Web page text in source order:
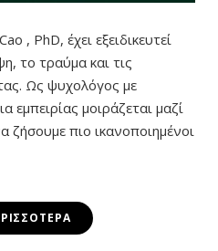
, PhD, έχει εξειδικευτεί
το τραύμα και τις
Ως ψυχολόγος με
μοιράζεται μαζί
ζήσουμε πιο ικανοποιημένοι